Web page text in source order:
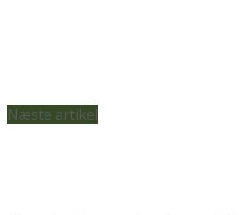
Næste artikel